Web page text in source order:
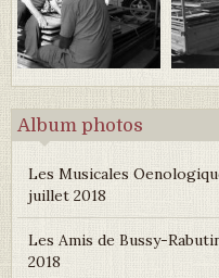
Album photos
Les Musicales
juillet 2018
Les Amis de Bussy-
2018